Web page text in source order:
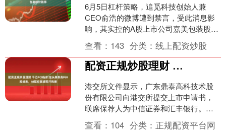
6月5日杠杆策略，追觅科技创始人兼
CEO俞浩的微博遭到禁言，受此消息影
响，其实控的A股上市公司嘉美包装股价
午后跳水，震荡下挫，最终跌停收盘。
在此之前，俞浩实际控....
查看： 143 分类：线上配资炒股
配资正规炒股理财 千亿PCB钻针龙头鼎泰高科H股递表，AI驱动赛道现并购潮
港交所文件显示，广东鼎泰高科技术股
份有限公司向港交所提交上市申请书，
联席保荐人为中信证券和汇丰银行。鼎
泰高科为A股上市公司，股票代码
301377，为PCB钻针全....
查看： 104 分类： 正规配资平台网